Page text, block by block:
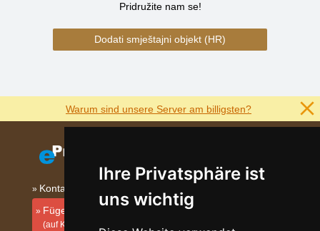
Ihre Privatsphäre ist
uns wichtig
Pridružite nam se!
Dodati smještajni objekt (HR)
Warum sind unsere Server am billigsten?
Kontakt
Fügen Sie Ihre Unterkunft hinzu
(auf Kroatisch)